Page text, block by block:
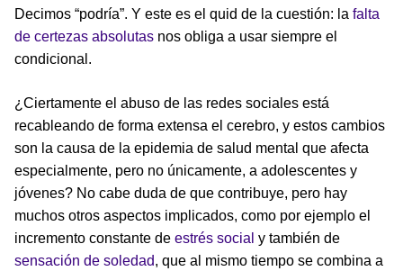
Decimos “podría”. Y este es el quid de la cuestión: la falta
de certezas absolutas nos obliga a usar siempre el
condicional.
¿Ciertamente el abuso de las redes sociales está
recableando de forma extensa el cerebro, y estos cambios
son la causa de la epidemia de salud mental que afecta
especialmente, pero no únicamente, a adolescentes y
jóvenes? No cabe duda de que contribuye, pero hay
muchos otros aspectos implicados, como por ejemplo el
incremento constante de estrés social y también de
sensación de soledad, que al mismo tiempo se combina a